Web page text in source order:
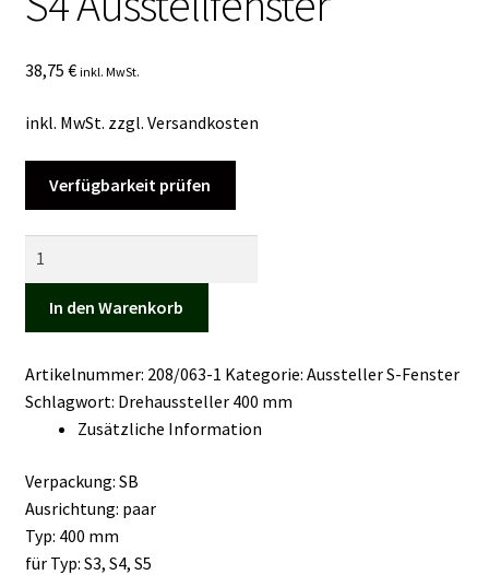
Kasse
Mein Konto
Vertrag widerrufen
Warenkorb
38,75 € inkl. MwSt.
inkl. MwSt. zzgl. Versandkosten
Verfügbarkeit prüfen
und
Ausstellfenster
Menge
In den Warenkorb
Artikelnummer: 208/063-1 Kategorie: Aussteller S-Fenster
Schlagwort: Drehaussteller 400 mm
Zusätzliche Information
Verpackung: SB
Ausrichtung: paar
Typ: 400 mm
für Typ: S3, S4, S5